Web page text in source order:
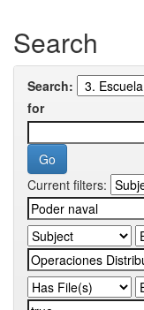
Search
Search:
for
Current filters: